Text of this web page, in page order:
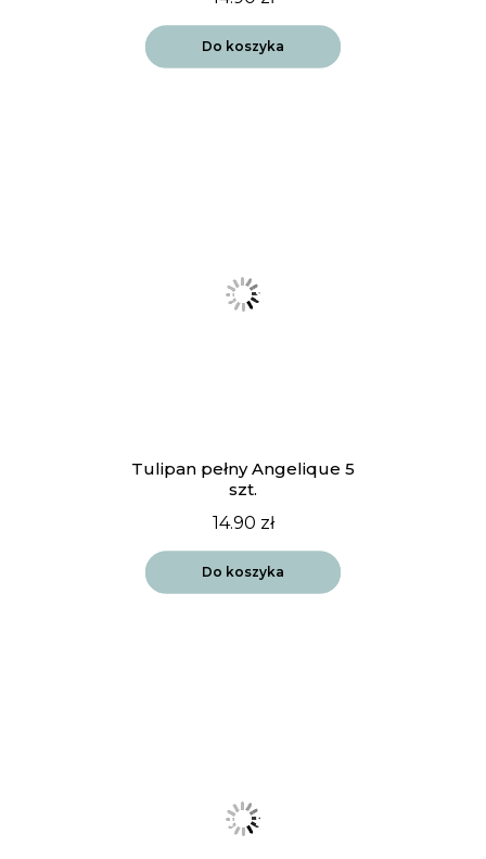
Do koszyka
Tulipan pełny Angelique 5
szt.
14.90 zł
Do koszyka